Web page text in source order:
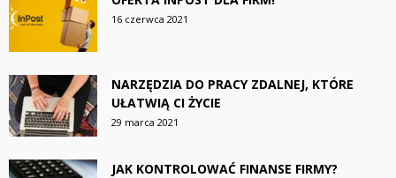
16 czerwca 2021
NARZĘDZIA DO PRACY ZDALNEJ, KTÓRE
UŁATWIĄ CI ŻYCIE
29 marca 2021
JAK KONTROLOWAĆ FINANSE FIRMY?